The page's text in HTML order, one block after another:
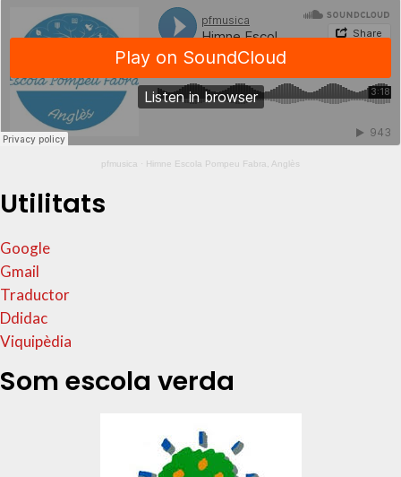
pfmusica · Himne Escola Pompeu Fabra, Anglès
Utilitats
Google
Gmail
Traductor
Ddidac
Viquipèdia
Som escola verda